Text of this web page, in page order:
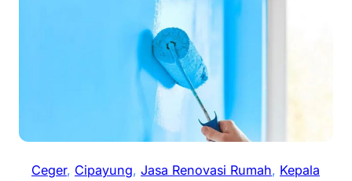
Ceger, Cipayung, Jasa Renovasi Rumah, Kepala